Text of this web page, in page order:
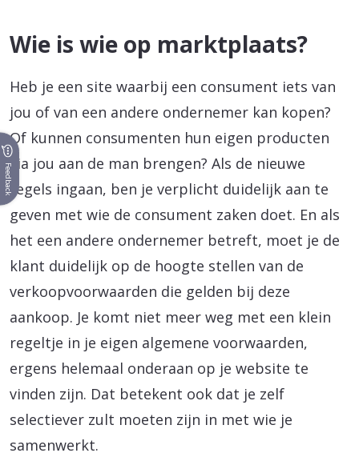
Wie is wie op marktplaats?
Heb je een site waarbij een consument iets van
jou of van een andere ondernemer kan kopen?
Of kunnen consumenten hun eigen producten
via jou aan de man brengen? Als de nieuwe
regels ingaan, ben je verplicht duidelijk aan te
geven met wie de consument zaken doet. En als
het een andere ondernemer betreft, moet je de
klant duidelijk op de hoogte stellen van de
verkoopvoorwaarden die gelden bij deze
aankoop. Je komt niet meer weg met een klein
regeltje in je eigen algemene voorwaarden,
ergens helemaal onderaan op je website te
vinden zijn. Dat betekent ook dat je zelf
selectiever zult moeten zijn in met wie je
samenwerkt.
Feedback